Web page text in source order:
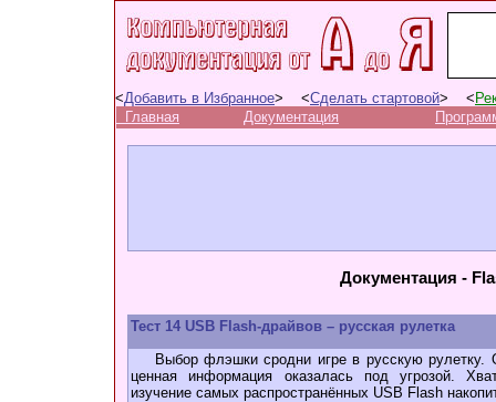
<Добавить в Избранное> <Сделать стартовой> <
Главная
Документация
Документация -
Тест 14 USB Flash-драйвов – русская рулетка
Выбор флэшки сродни игре в русскую рулетку.
ценная информация оказалась под угрозой.
изучение самых распространённых USB Flash